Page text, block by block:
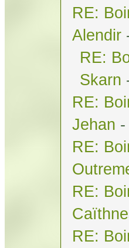
RE:
Alendir
RE:
Skarn
RE:
Jehan
RE:
RE:
RE: